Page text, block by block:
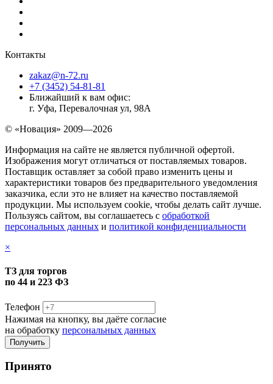
Контакты
zakaz@n-72.ru
+7 (3452) 54-81-81
Ближайший к вам офис:
г. Уфа, Перевалочная ул, 98А
© «Новация» 2009—2026
Информация на сайте не является публичной офертой.
Изображения могут отличаться от поставляемых товаров.
Поставщик оставляет за собой право изменить цены и
характеристики товаров без предварительного уведомления
заказчика, если это не влияет на качество поставляемой
продукции. Мы используем cookie, чтобы делать сайт лучше.
Пользуясь сайтом, вы соглашаетесь с обработкой
персональных данных и политикой конфиденциальности
×
ТЗ для торгов
по 44 и 223 ФЗ
Телефон
Нажимая на кнопку, вы даёте согласие
на обработку персональных данных
Принято